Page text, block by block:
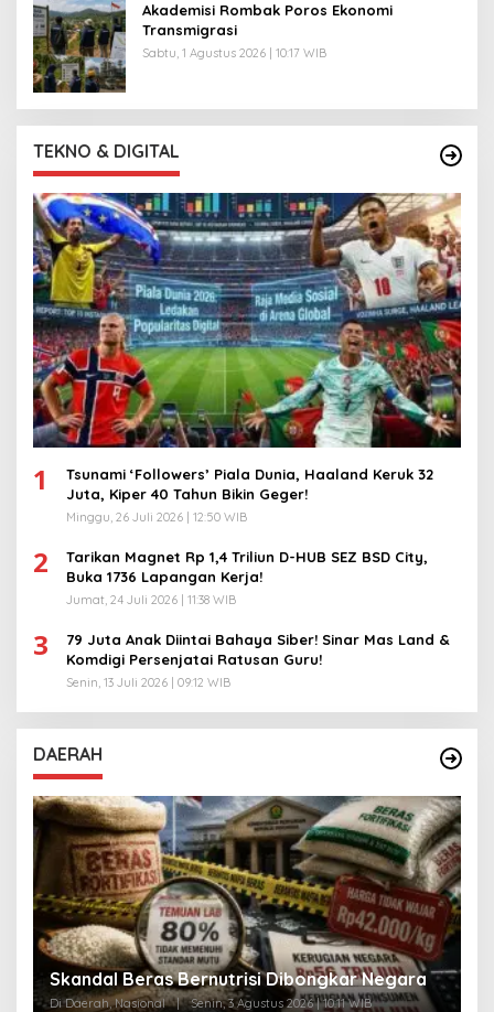
Akademisi Rombak Poros Ekonomi
Transmigrasi
Sabtu, 1 Agustus 2026 | 10:17 WIB
TEKNO & DIGITAL
1
Tsunami ‘Followers’ Piala Dunia, Haaland Keruk 32
Juta, Kiper 40 Tahun Bikin Geger!
Minggu, 26 Juli 2026 | 12:50 WIB
2
Tarikan Magnet Rp 1,4 Triliun D-HUB SEZ BSD City,
Buka 1736 Lapangan Kerja!
Jumat, 24 Juli 2026 | 11:38 WIB
3
79 Juta Anak Diintai Bahaya Siber! Sinar Mas Land &
Komdigi Persenjatai Ratusan Guru!
Senin, 13 Juli 2026 | 09:12 WIB
DAERAH
Skandal Beras Bernutrisi Dibongkar Negara
Di Daerah, Nasional | Senin, 3 Agustus 2026 | 10:11 WIB